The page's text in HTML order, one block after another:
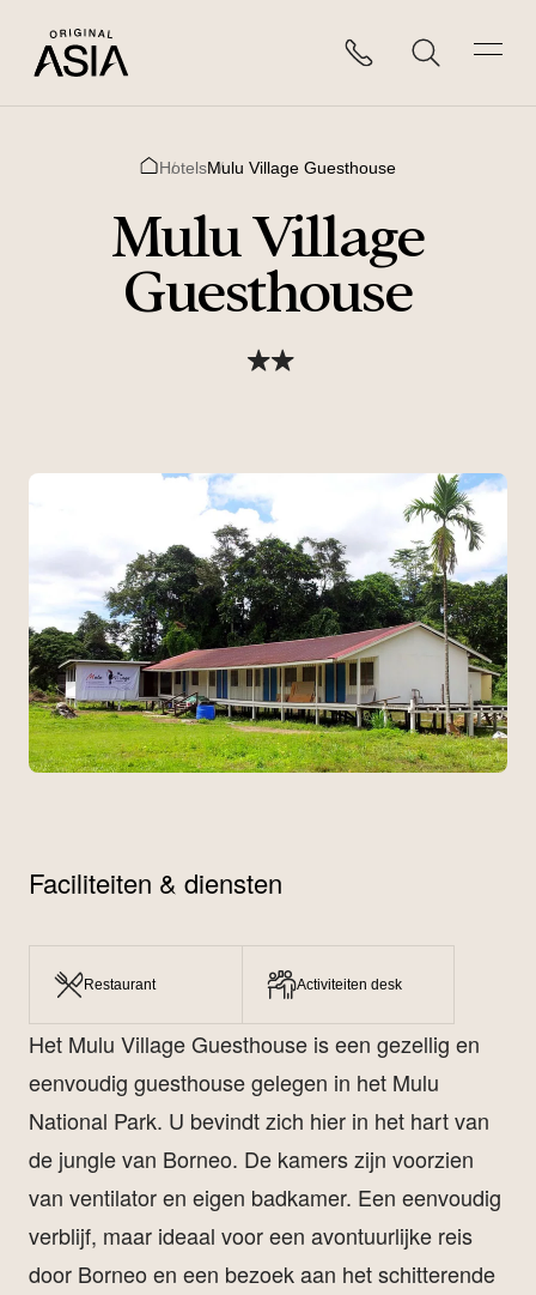
HotelsMulu Village Guesthouse
Mulu Village
Guesthouse
Het Mulu Village Guesthouse is een gezellig en
eenvoudig guesthouse gelegen in het Mulu
National Park. U bevindt zich hier in het hart van
de jungle van Borneo. De kamers zijn voorzien
van ventilator en eigen badkamer. Een eenvoudig
verblijf, maar ideaal voor een avontuurlijke reis
door Borneo en een bezoek aan het schitterende
Faciliteiten & diensten
Restaurant Activiteiten desk